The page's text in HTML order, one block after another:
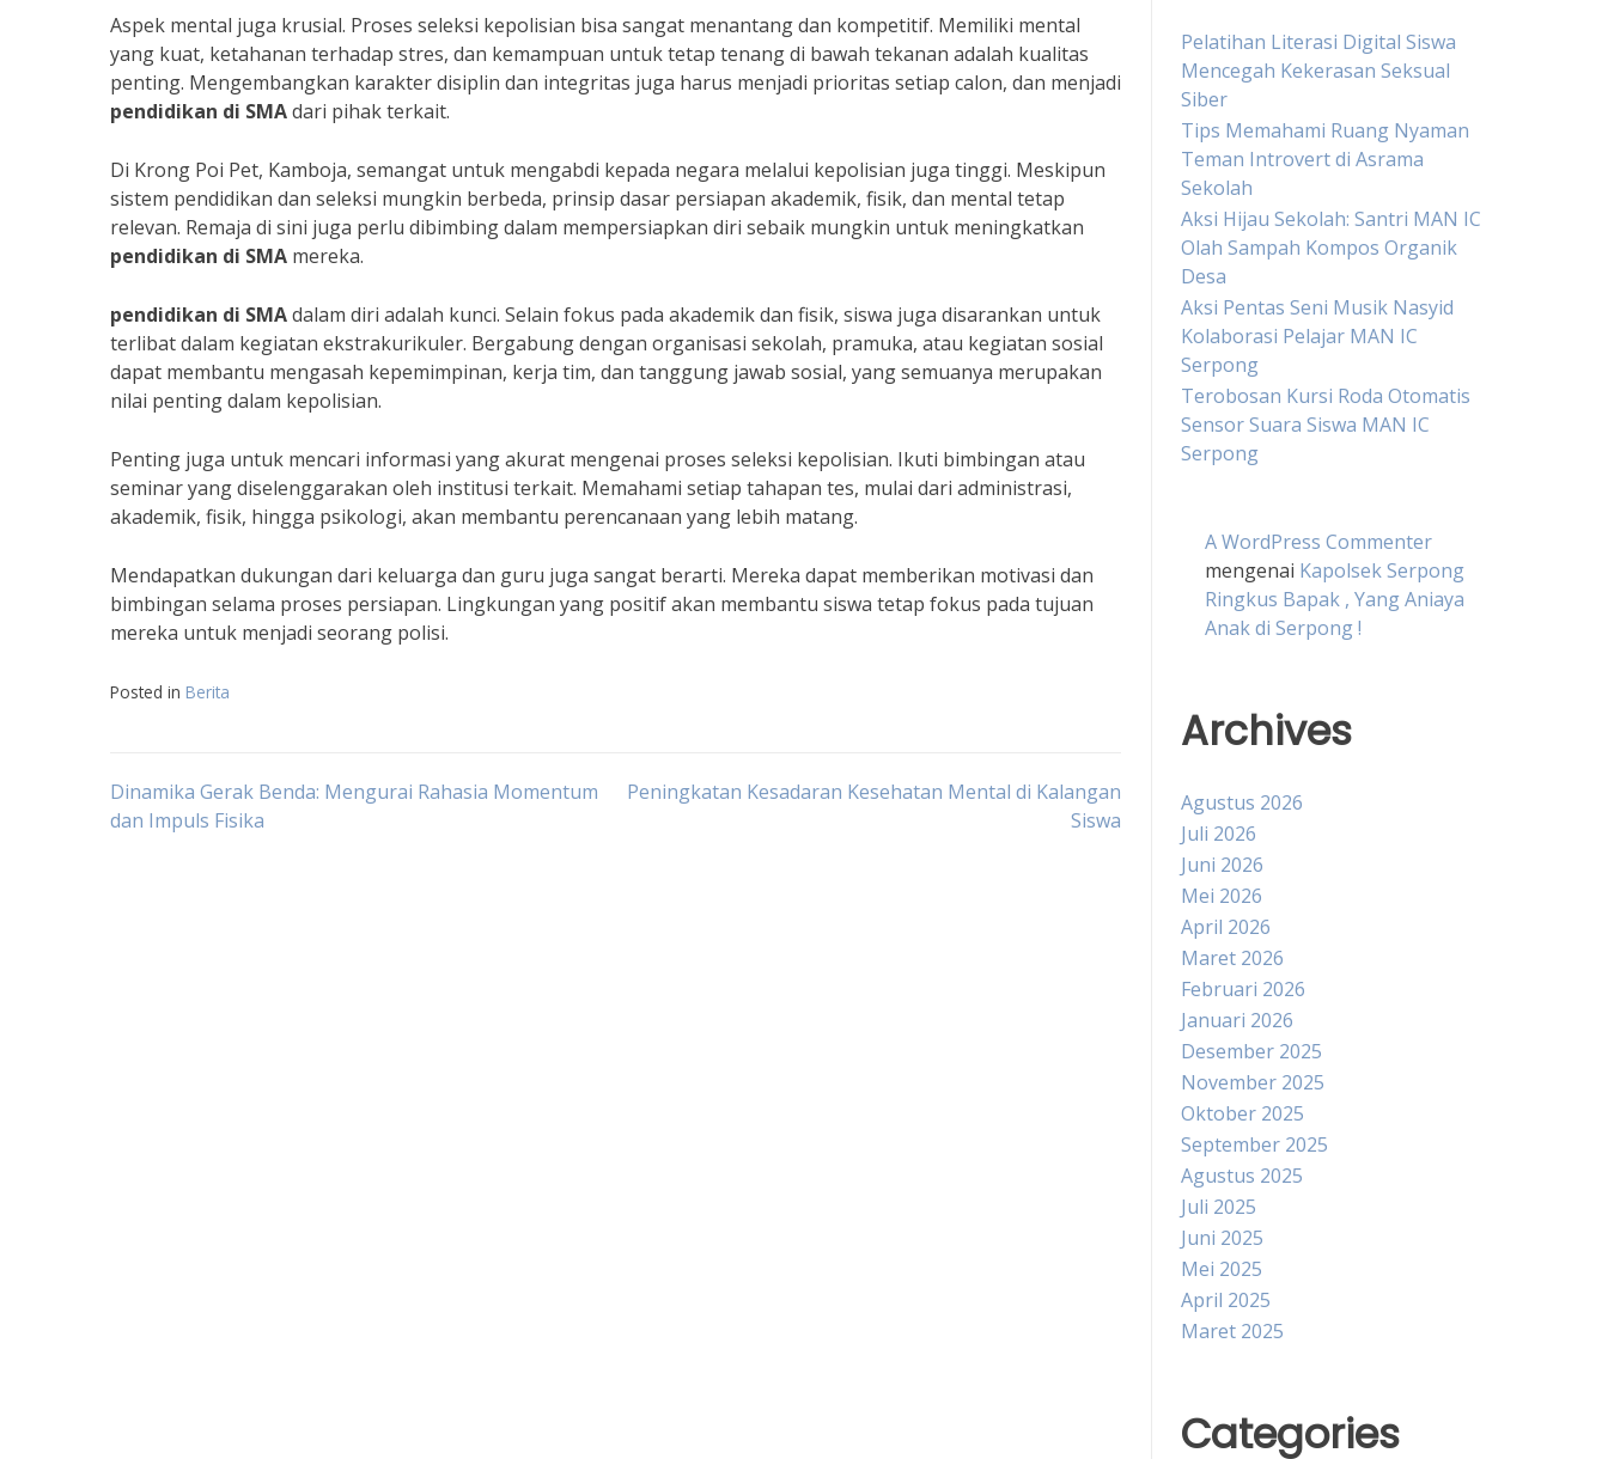
Aspek mental juga krusial. Proses seleksi kepolisian bisa sangat menantang dan kompetitif. Memiliki mental
yang kuat, ketahanan terhadap stres, dan kemampuan untuk tetap tenang di bawah tekanan adalah kualitas
penting. Mengembangkan karakter disiplin dan integritas juga harus menjadi prioritas setiap calon, dan menjadi
pendidikan di SMAdari pihak terkait.
Di Krong Poi Pet, Kamboja, semangat untuk mengabdi kepada negara melalui kepolisian juga tinggi. Meskipun
sistem pendidikan dan seleksi mungkin berbeda, prinsip dasar persiapan akademik, fisik, dan mental tetap
relevan. Remaja di sini juga perlu dibimbing dalam mempersiapkan diri sebaik mungkin untuk meningkatkan
pendidikan di SMA mereka.
pendidikan di SMAdalam diri adalah kunci. Selain fokus pada akademik dan fisik, siswa juga disarankan untuk
terlibat dalam kegiatan ekstrakurikuler. Bergabung dengan organisasi sekolah, pramuka, atau kegiatan sosial
dapat membantu mengasah kepemimpinan, kerja tim, dan tanggung jawab sosial, yang semuanya merupakan
nilai penting dalam kepolisian.
Penting juga untuk mencari informasi yang akurat mengenai proses seleksi kepolisian. Ikuti bimbingan atau
seminar yang diselenggarakan oleh institusi terkait. Memahami setiap tahapan tes, mulai dari administrasi,
akademik, fisik, hingga psikologi, akan membantu perencanaan yang lebih matang.
Mendapatkan dukungan dari keluarga dan guru juga sangat berarti. Mereka dapat memberikan motivasi dan
bimbingan selama proses persiapan. Lingkungan yang positif akan membantu siswa tetap fokus pada tujuan
mereka untuk menjadi seorang polisi.
Posted in Berita
Navigasi
Dinamika Gerak Benda: Mengurai Rahasia Momentum
dan Impuls Fisika
Peningkatan Kesadaran Kesehatan Mental di Kalangan
Siswa
Pelatihan Literasi Digital Siswa
Mencegah Kekerasan Seksual
Siber
Tips Memahami Ruang Nyaman
Teman Introvert di Asrama
Sekolah
Aksi Hijau Sekolah: Santri MAN IC
Olah Sampah Kompos Organik
Desa
Aksi Pentas Seni Musik Nasyid
Kolaborasi Pelajar MAN IC
Serpong
Terobosan Kursi Roda Otomatis
Sensor Suara Siswa MAN IC
Serpong
A WordPress Commenter
mengenai Kapolsek Serpong
Ringkus Bapak , Yang Aniaya
Anak di Serpong !
Archives
Agustus 2026
Juli 2026
Juni 2026
Mei 2026
April 2026
Maret 2026
Februari 2026
Januari 2026
Desember 2025
November 2025
Oktober 2025
September 2025
Agustus 2025
Juli 2025
Juni 2025
Mei 2025
April 2025
Maret 2025
Categories